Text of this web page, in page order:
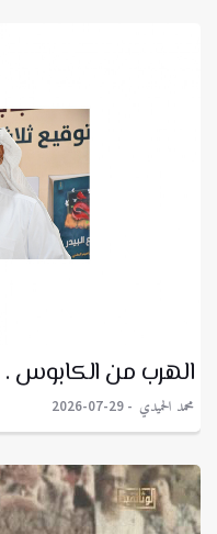
الهرب من الكابوس .
محمد الحميدي 2026-07-29